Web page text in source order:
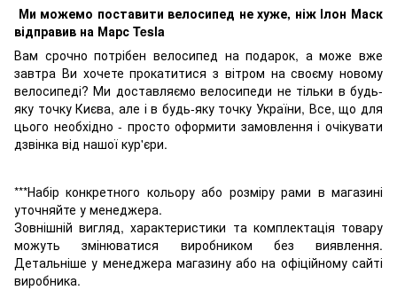
Ми можемо поставити велосипед не хуже, ніж Ілон Маск
відправив на Марс Tesla
Вам срочно потрібен велосипед на подарок, а може вже
завтра Ви хочете прокатитися з вітром на своєму новому
велосипеді? Ми доставляємо велосипеди не тільки в будь-
яку точку Києва, але і в будь-яку точку України, Все, що для
цього необхідно - просто оформити замовлення і очікувати
дзвінка від нашої кур'єри.
***Набір конкретного кольору або розміру рами в магазині
уточняйте у менеджера.
Зовнішній вигляд, характеристики та комплектація товару
можуть змінюватися виробником без виявлення.
Детальніше у менеджера магазину або на офіційному сайті
виробника.